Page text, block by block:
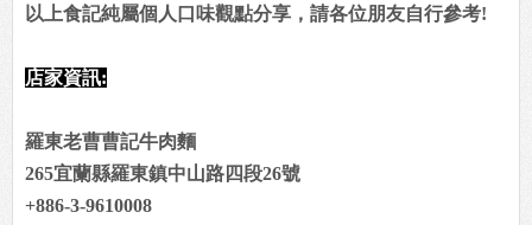
以上食記純屬個人口味觀點分享，請各位朋友自行參考!
店家資訊:
羅東老曹曹記牛肉麵
265宜蘭縣羅東鎮中山路四段26號
+886-3-9610008